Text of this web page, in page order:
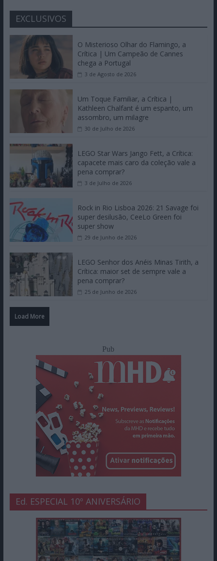
EXCLUSIVOS
O Misterioso Olhar do Flamingo, a
Crítica | Um Campeão de Cannes
chega a Portugal
3 de Agosto de 2026
Um Toque Familiar, a Crítica |
Kathleen Chalfant é um espanto, um
assombro, um milagre
30 de Julho de 2026
LEGO Star Wars Jango Fett, a Crítica:
capacete mais caro da coleção vale a
pena comprar?
3 de Julho de 2026
Rock in Rio Lisboa 2026: 21 Savage foi
super desilusão, CeeLo Green foi
super show
29 de Junho de 2026
LEGO Senhor dos Anéis Minas Tirith, a
Crítica: maior set de sempre vale a
pena comprar?
25 de Junho de 2026
Load More
Pub
Ed. ESPECIAL 10º ANIVERSÁRIO